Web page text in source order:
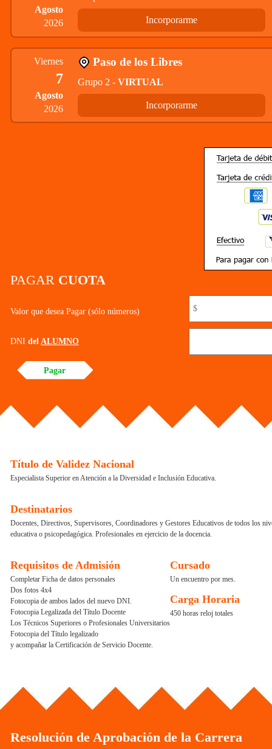
Agosto
2026
Incorporarme
Viernes
7
Agosto
2026
Paso de los Libres
Grupo 2 - VIRTUAL
Incorporarme
PAGAR CUOTA
Valor que desea Pagar (sólo números)
DNI del ALUMNO
Título de Validez Nacional
Especialista Superior en Atención a la Diversidad e Inclusión Educativa.
Destinatarios
Docentes, Directivos, Supervisores, Coordinadores y Gestores Educativos de todos los
educativa o psicopedagógica. Profesionales en ejercicio de la docencia.
Requisitos de Admisión
Completar Ficha de datos personales
Dos fotos 4x4
Fotocopia de ambos lados del nuevo DNI.
Fotocopia Legalizada del Título Docente
Los Técnicos Superiores o Profesionales Universitarios
Fotocopia del Título legalizado
y acompañar la Certificación de Servicio Docente.
Cursado
Un encuentro por mes.
Carga Horaria
450 horas reloj totales
Resolución de Aprobación de la Carrera